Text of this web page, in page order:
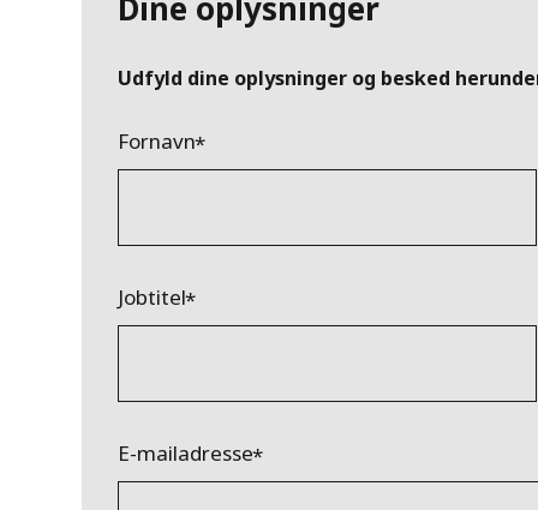
Dine oplysninger
Udfyld dine oplysninger og besked
Fornavn
Jobtitel
E-mailadresse